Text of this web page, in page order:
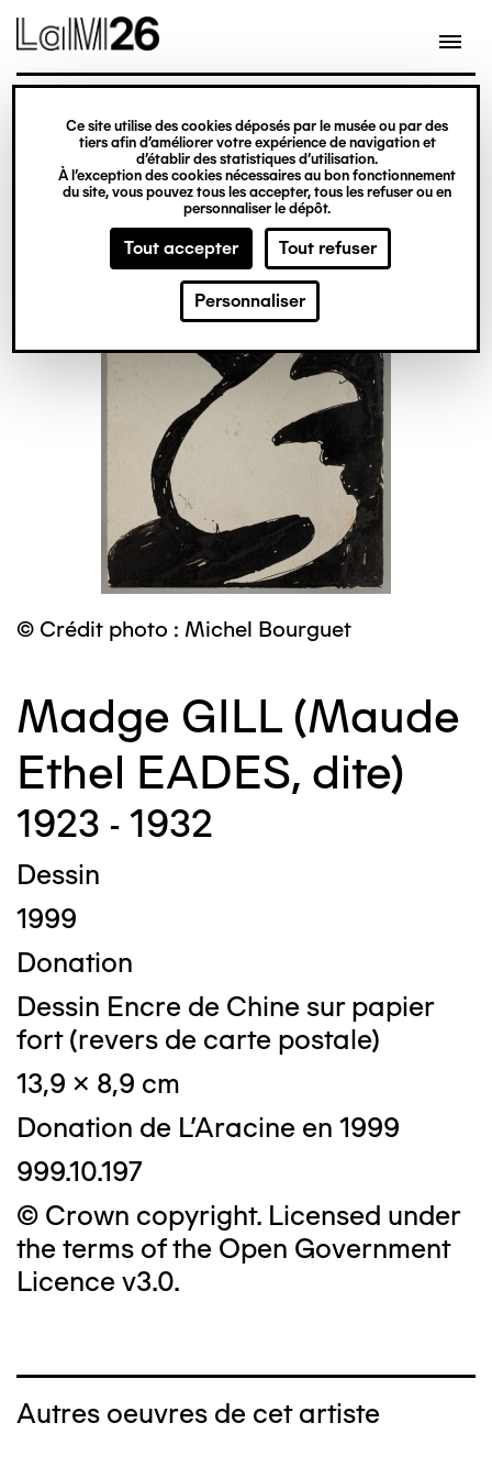
Gestion des cookies
Ce site utilise des cookies déposés par le musée ou par des
tiers afin d’améliorer votre expérience de navigation et
d’établir des statistiques d’utilisation.
À l’exception des cookies nécessaires au bon fonctionnement
du site, vous pouvez tous les accepter, tous les refuser ou en
personnaliser le dépôt.
Tout accepter Tout refuser
Personnaliser
contenu
© Crédit photo : Michel Bourguet
Madge GILL (Maude
Ethel EADES, dite)
1923 - 1932
Dessin
1999
Donation
Dessin Encre de Chine sur papier
fort (revers de carte postale)
13,9 x 8,9 cm
Donation de L'Aracine en 1999
999.10.197
© Crown copyright. Licensed under
the terms of the Open Government
Licence v3.0.
Autres oeuvres de cet artiste